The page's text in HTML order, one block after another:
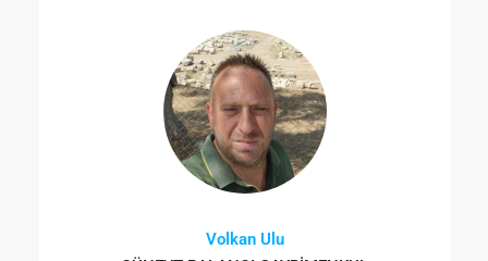
Volkan Ulu